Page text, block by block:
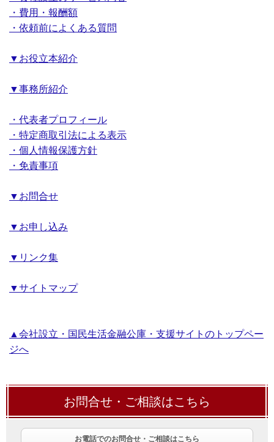
・費用・報酬額
・依頼前によくある質問
▼お役立本紹介
▼事務所紹介
・代表者プロフィール
・特定商取引法による表示
・個人情報保護方針
・免責事項
▼お問合せ
▼お申し込み
▼リンク集
▼サイトマップ
▲会社設立・国民生活金融公庫・支援サイトのトップペー
ジへ
お問合せ・ご相談はこちら
お電話でのお問合せ・ご相談はこちら